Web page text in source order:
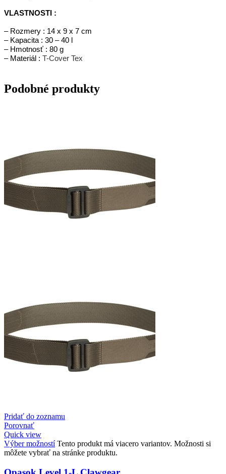
VLASTNOSTI :
– Rozmery : 14 x 9 x 7 cm
– Kapacita : 30 – 40 l
– Hmotnosť : 80 g
– Materiál : T-Cover Tex
Podobné produkty
Pridať do zoznamu
Porovnať
Quick view
Výber možností Tento produkt má viacero variantov. Možnosti si
môžete vybrať na stránke produktu.